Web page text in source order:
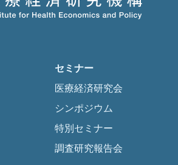
セミナー
医療経済研究会
シンポジウム
特別セミナー
調査研究報告会